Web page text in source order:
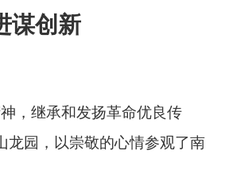
谋创新
，继承和发扬革命优良传
龙园，以崇敬的心情参观了南